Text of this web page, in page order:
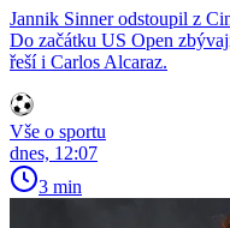
Jannik Sinner odstoupil z
Do začátku US Open
řeší i Carlos Alcaraz.
Vše o sportu
dnes, 12:07
3 min